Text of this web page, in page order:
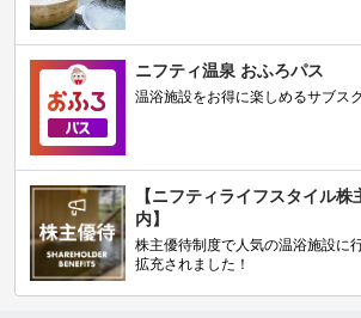
ニフティ温泉 おふろパス
温浴施設をお得に楽しめるサブス
【ニフティライフスタイル株
内】
株主優待制度で人気の温浴施設に
拡充されました！